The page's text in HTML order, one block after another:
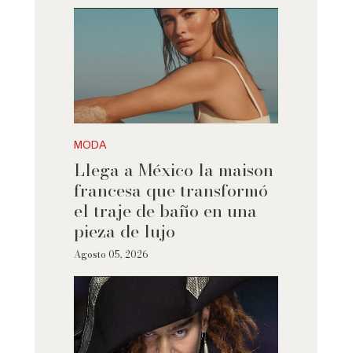
MODA
Llega a México la maison
francesa que transformó
el traje de baño en una
pieza de lujo
Agosto 05, 2026